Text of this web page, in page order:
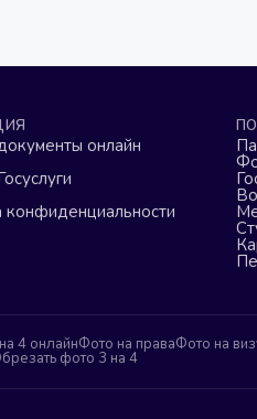
онлайн
конфиденциальности
4 онлайнФото на праваФото на
фото 3 на 4